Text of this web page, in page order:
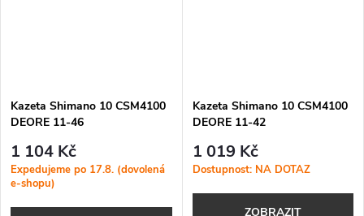
Kazeta Shimano 10 CSM4100
DEORE 11-46
1 104 Kč
Expedujeme po 17.8. (dovolená
e-shopu)
Kazeta Shimano 10 CSM4100
DEORE 11-42
1 019 Kč
Dostupnost: NA DOTAZ
ZOBRAZIT